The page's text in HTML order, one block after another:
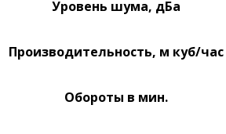
Уровень шума, дБа
Производительность, м куб/час
Обороты в мин.